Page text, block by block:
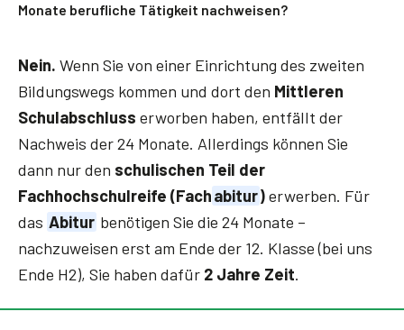
Monate berufliche Tätigkeit nachweisen?
Nein. Wenn Sie von einer Einrichtung des zweiten
Bildungswegs kommen und dort den Mittleren
Schulabschluss erworben haben, entfällt der
Nachweis der 24 Monate. Allerdings können Sie
dann nur den schulischen Teil der
Fachhochschulreife (Fachabitur)erwerben. Für
das Abitur benötigen Sie die 24 Monate –
nachzuweisen erst am Ende der 12. Klasse (bei uns
Ende H2), Sie haben dafür 2 Jahre Zeit.